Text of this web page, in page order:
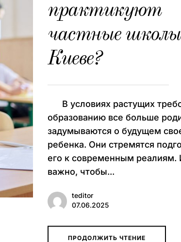
практикуют
частные
Киеве?
В условиях растущих
образованию все больше
задумываются о будущем
ребенка. Они стремятся
его к современным реалиям.
важно, чтобы...
teditor
07.06.2025
ПРОДОЛЖИТЬ ЧТЕНИЕ